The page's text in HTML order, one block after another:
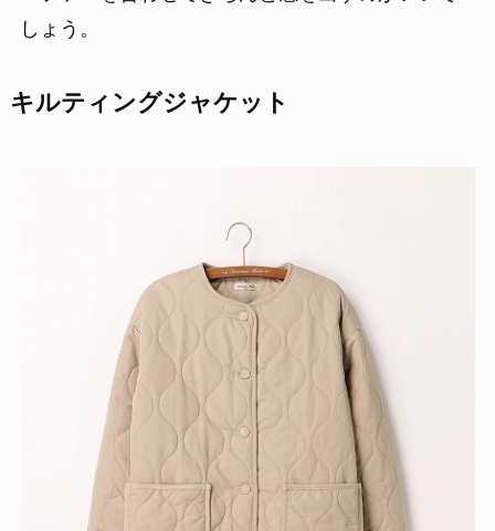
しょう。
キルティングジャケット